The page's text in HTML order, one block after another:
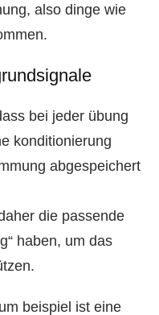
also dinge wie
bei jeder übung
konditionierung
abgespeichert
die passende
haben, um das
beispiel ist eine